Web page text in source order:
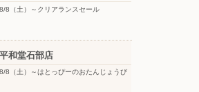
8/8（土）～クリアランスセール
平和堂石部店
8/8（土）～はとっぴーのおたんじょうび